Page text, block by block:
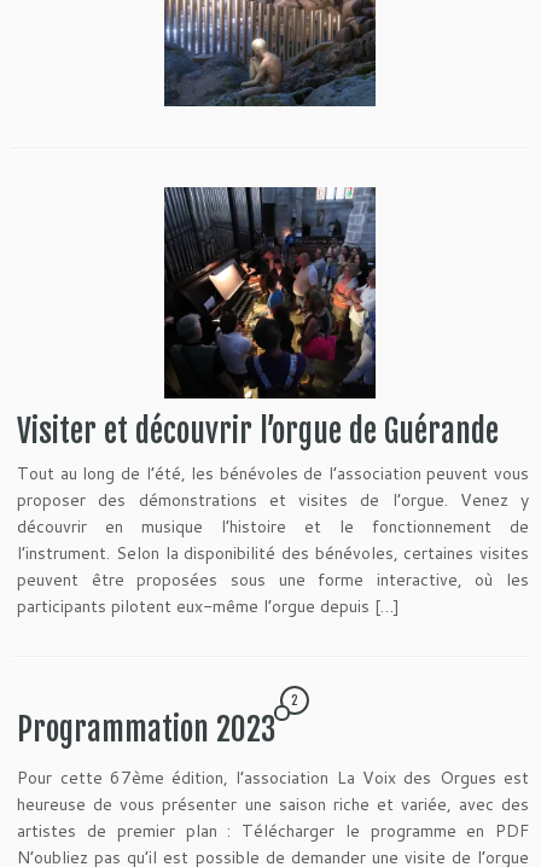
Visiter et découvrir l’orgue de Guérande
Tout au long de l’été, les bénévoles de l’association peuvent vous
proposer des démonstrations et visites de l’orgue. Venez y
découvrir en musique l’histoire et le fonctionnement de
l’instrument. Selon la disponibilité des bénévoles, certaines visites
peuvent être proposées sous une forme interactive, où les
participants pilotent eux-même l’orgue depuis […]
Programmation 2023
2
Pour cette 67ème édition, l’association La Voix des Orgues est
heureuse de vous présenter une saison riche et variée, avec des
artistes de premier plan : Télécharger le programme en PDF
N’oubliez pas qu’il est possible de demander une visite de l’orgue